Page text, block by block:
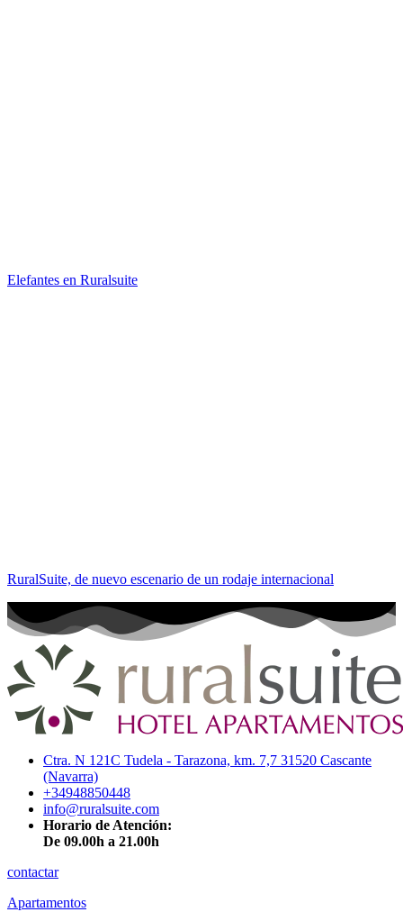
Elefantes en Ruralsuite
RuralSuite, de nuevo escenario de un rodaje internacional
Ctra. N 121C Tudela - Tarazona, km. 7,7 31520 Cascante
(Navarra)
+34948850448
info@ruralsuite.com
Horario de Atención:
De 09.00h a 21.00h
contactar
Apartamentos